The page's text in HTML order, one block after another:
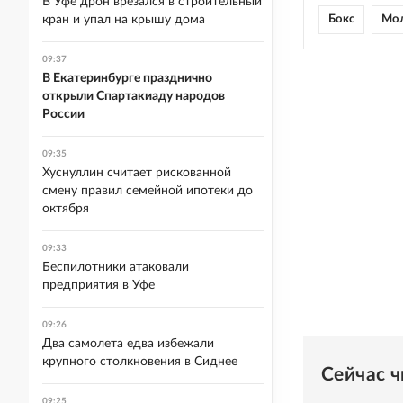
Бокс
Сейчас
кран и упал на крышу дома
09:37
В Екатеринбурге празднично
открыли Спартакиаду народов
России
09:35
Хуснуллин считает рискованной
смену правил семейной ипотеки до
октября
09:33
Беспилотники атаковали
предприятия в Уфе
09:26
Два самолета едва избежали
крупного столкновения в Сиднее
09:25